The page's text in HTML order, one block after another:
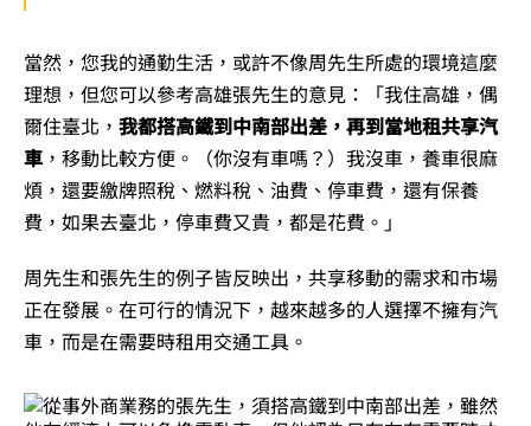
當然，您我的通勤生活，或許不像周先生所處的環境這麼
理想，但您可以參考高雄張先生的意見：「我住高雄，偶
爾住臺北， 我都搭高鐵到中南部出差，再到當地租共享汽
車 ，移動比較方便。（你沒有車嗎？）我沒車，養車很麻
煩，還要繳牌照稅、燃料稅、油費、停車費，還有保養
費，如果去臺北，停車費又貴，都是花費。」
周先生和張先生的例子皆反映出，共享移動的需求和市場
正在發展。在可行的情況下，越來越多的人選擇不擁有汽
車，而是在需要時租用交通工具。